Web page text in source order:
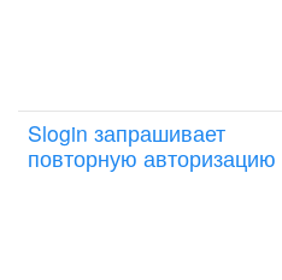
Slogin запрашивает
повторную авторизацию